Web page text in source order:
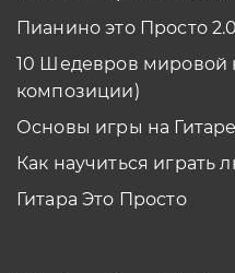
Пианино это Просто 2.0
10 Шедевров мировой
композиции)
Основы игры на Гитаре
Как научиться играть
Гитара Это Просто